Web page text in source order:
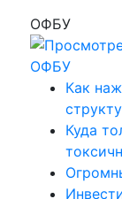
ОФБУ
Как
Куда